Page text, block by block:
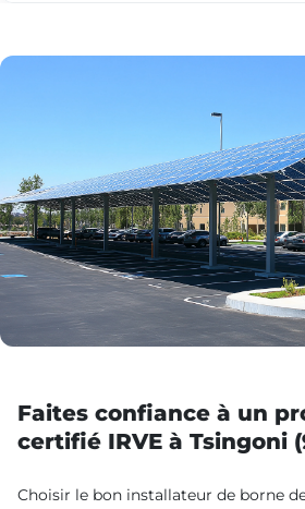
Faites confiance à un
certifié IRVE à Tsingoni
Choisir le bon installateur de borne